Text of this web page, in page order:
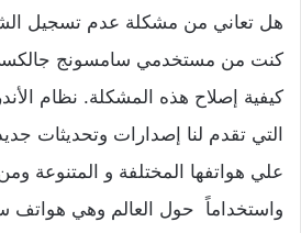
هل تعاني من مشكلة عدم تسجيل
كنت من مستخدمي سامسونج
كيفية إصلاح هذه المشكلة. نظام
التي تقدم لنا إصدارات وتحديثات
علي هواتفها المختلفة و المتنوعة
واستخداماً حول العالم وهي هواتف